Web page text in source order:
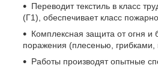
Переводит текстиль в класс
(Г1), обеспечивает класс
Комплексная защита от огня и
поражения (плесенью,
Работы производят опытные